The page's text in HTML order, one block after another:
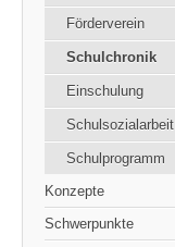
Förderverein
Schulchronik
Einschulung
Schulsozialarbeit
Schulprogramm
Konzepte
Schwerpunkte